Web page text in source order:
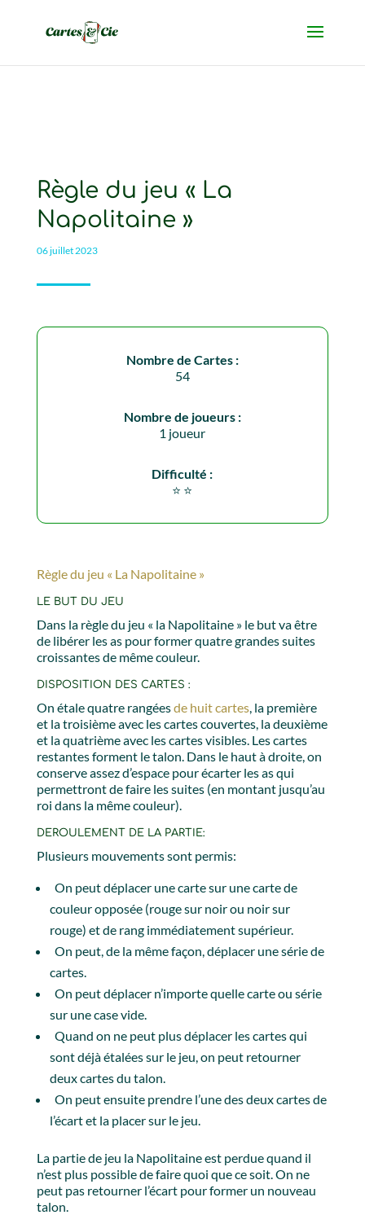
Règle du jeu « La
Napolitaine »
06 juillet 2023
Nombre de Cartes :
54
Nombre de joueurs :
1 joueur
Difficulté :
⭐️ ⭐️
Règle du jeu « La Napolitaine »
LE BUT DU JEU
Dans la règle du jeu « la Napolitaine » le but va être
de libérer les as pour former quatre grandes suites
croissantes de même couleur.
DISPOSITION DES CARTES :
On étale quatre rangéesde huit cartes, la première
et la troisième avec les cartes couvertes, la deuxième
et la quatrième avec les cartes visibles. Les cartes
restantes forment le talon. Dans le haut à droite, on
conserve assez d’espace pour écarter les as qui
permettront de faire les suites (en montant jusqu’au
roi dans la même couleur).
DEROULEMENT DE LA PARTIE:
Plusieurs mouvements sont permis:
On peut déplacer une carte sur une carte de
couleur opposée (rouge sur noir ou noir sur
rouge) et de rang immédiatement supérieur.
On peut, de la même façon, déplacer une série de
cartes.
On peut déplacer n’importe quelle carte ou série
sur une case vide.
Quand on ne peut plus déplacer les cartes qui
sont déjà étalées sur le jeu, on peut retourner
deux cartes du talon.
On peut ensuite prendre l’une des deux cartes de
l’écart et la placer sur le jeu.
La partie de jeu la Napolitaine est perdue quand il
n’est plus possible de faire quoi que ce soit. On ne
peut pas retourner l’écart pour former un nouveau
talon.